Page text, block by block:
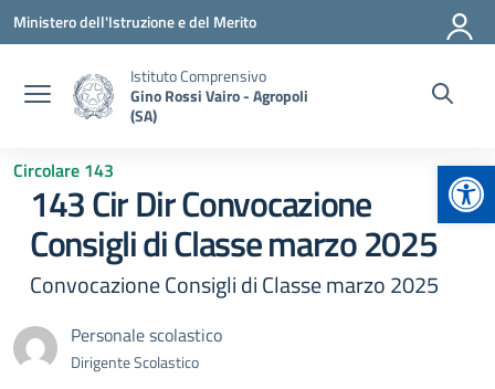
Vai ai contenuti
Vai al menu di navigazione
Vai al footer
Ministero dell'Istruzione e del Merito
Istituto Comprensivo
Gino Rossi Vairo - Agropoli
(SA)
Circolare 143
143 Cir Dir Convocazione
Consigli di Classe marzo 2025
Convocazione Consigli di Classe marzo 2025
Personale scolastico
Dirigente Scolastico